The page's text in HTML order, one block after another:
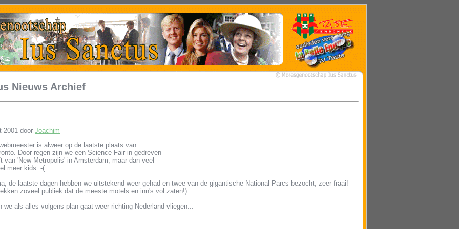
Nieuws Archief
2001 door Joachim
is alweer op de laatste plaats van
Door regen zijn we een Science Fair in gedreven
van 'New Metropolis' in Amsterdam, maar dan veel
meer kids :-(
de laatste dagen hebben we uitstekend weer gehad en twee van de gigantische National Parcs bezocht, zeer fraai!
zoveel publiek dat de meeste motels en inn's vol zaten!)
we als alles volgens plan gaat weer richting Nederland vliegen...